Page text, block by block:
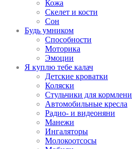
Кожа
Скелет и кости
Сон
Будь умником
Способности
Моторика
Эмоции
Я куплю тебе калач
Детские кроватки
Коляски
Стульчики для
Автомобильные кресла
Радио- и видеоняни
Манежи
Ингаляторы
Молокоотсосы